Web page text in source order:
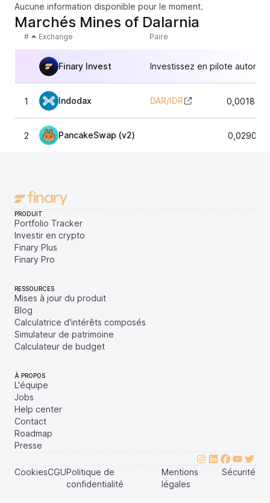
Aucune information disponible pour le moment.
Marchés Mines of Dalarnia
# Exchange Paire
Finary Invest Investissez en pilote
1 Indodax DAR/IDR
2 PancakeSwap (v2)
PRODUIT
Portfolio Tracker
Investir en crypto
Finary Plus
Finary Pro
RESSOURCES
Mises à jour du produit
Blog
Calculatrice d'intérêts composés
Simulateur de patrimoine
Calculateur de budget
À PROPOS
L'équipe
Jobs
Help center
Contact
Roadmap
Presse
CookiesCGUPolitique de
confidentialité
Mentions
légales
Sécurité